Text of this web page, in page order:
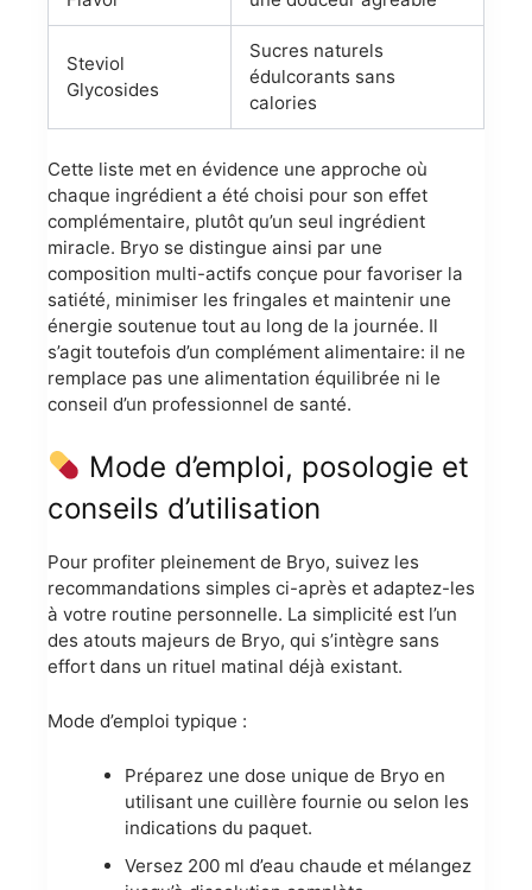
Steviol
Glycosides
Sucres naturels
édulcorants sans
calories
Cette liste met en évidence une approche où
chaque ingrédient a été choisi pour son effet
complémentaire, plutôt qu’un seul ingrédient
miracle. Bryo se distingue ainsi par une
composition multi-actifs conçue pour favoriser la
satiété, minimiser les fringales et maintenir une
énergie soutenue tout au long de la journée. Il
s’agit toutefois d’un complément alimentaire: il ne
remplace pas une alimentation équilibrée ni le
conseil d’un professionnel de santé.
Mode d’emploi, posologie et
conseils d’utilisation
Pour profiter pleinement de Bryo, suivez les
recommandations simples ci-après et adaptez-les
à votre routine personnelle. La simplicité est l’un
des atouts majeurs de Bryo, qui s’intègre sans
effort dans un rituel matinal déjà existant.
Mode d’emploi typique :
Préparez une dose unique de Bryo en
utilisant une cuillère fournie ou selon les
indications du paquet.
Versez 200 ml d’eau chaude et mélangez